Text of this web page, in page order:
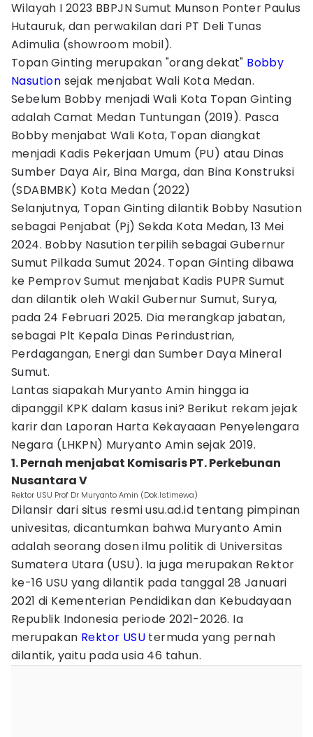
Wilayah I 2023 BBPJN Sumut Munson Ponter Paulus
Hutauruk, dan perwakilan dari PT Deli Tunas
Adimulia (showroom mobil).
Topan Ginting merupakan "orang dekat" Bobby
Nasution sejak menjabat Wali Kota Medan.
Sebelum Bobby menjadi Wali Kota Topan Ginting
adalah Camat Medan Tuntungan (2019). Pasca
Bobby menjabat Wali Kota, Topan diangkat
menjadi Kadis Pekerjaan Umum (PU) atau Dinas
Sumber Daya Air, Bina Marga, dan Bina Konstruksi
(SDABMBK) Kota Medan (2022)
Selanjutnya, Topan Ginting dilantik Bobby Nasution
sebagai Penjabat (Pj) Sekda Kota Medan, 13 Mei
2024. Bobby Nasution terpilih sebagai Gubernur
Sumut Pilkada Sumut 2024. Topan Ginting dibawa
ke Pemprov Sumut menjabat Kadis PUPR Sumut
dan dilantik oleh Wakil Gubernur Sumut, Surya,
pada 24 Februari 2025. Dia merangkap jabatan,
sebagai Plt Kepala Dinas Perindustrian,
Perdagangan, Energi dan Sumber Daya Mineral
Sumut.
Lantas siapakah Muryanto Amin hingga ia
dipanggil KPK dalam kasus ini? Berikut rekam jejak
karir dan Laporan Harta Kekayaaan Penyelengara
Negara (LHKPN) Muryanto Amin sejak 2019.
1. Pernah menjabat Komisaris PT. Perkebunan
Nusantara V
Rektor USU Prof Dr Muryanto Amin (Dok.Istimewa)
Dilansir dari situs resmi usu.ad.id tentang pimpinan
univesitas, dicantumkan bahwa Muryanto Amin
adalah seorang dosen ilmu politik di Universitas
Sumatera Utara (USU). Ia juga merupakan Rektor
ke-16 USU yang dilantik pada tanggal 28 Januari
2021 di Kementerian Pendidikan dan Kebudayaan
Republik Indonesia periode 2021-2026. Ia
merupakan Rektor USU termuda yang pernah
dilantik, yaitu pada usia 46 tahun.